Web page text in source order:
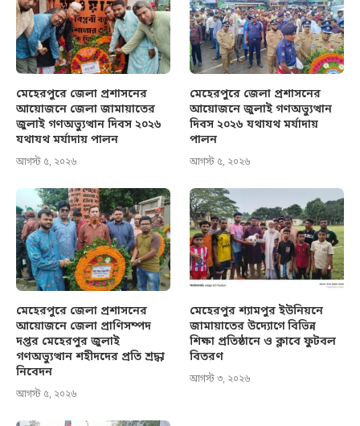
মেহেরপুরে জেলা প্রশাসনের
আয়োজনে জেলা জামায়াতের
জুলাই গণঅভ্যুত্থান দিবস ২০২৬
যথাযথ মর্যাদায় পালন
আগস্ট ৫, ২০২৬
মেহেরপুরে জেলা প্রশাসনের
আয়োজনে জুলাই গণঅভ্যুত্থান
দিবস ২০২৬ যথাযথ মর্যাদায়
পালন
আগস্ট ৫, ২০২৬
মেহেরপুরে জেলা প্রশাসনের
আয়োজনে জেলা প্রাণিসম্পদ
দপ্তর মেহেরপুর জুলাই
গণঅভ্যুত্থান শহীদদের প্রতি শ্রদ্ধা
নিবেদন
আগস্ট ৫, ২০২৬
মেহেরপুর শ্যামপুর ইউনিয়নে
জামায়াতের উদ্যোগে বিভিন্ন
শিক্ষা প্রতিষ্ঠানে ও ক্লাবে ফুটবল
বিতরণ
আগস্ট ৩, ২০২৬